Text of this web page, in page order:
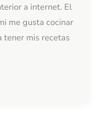
a internet. El
me gusta cocinar
tener mis recetas